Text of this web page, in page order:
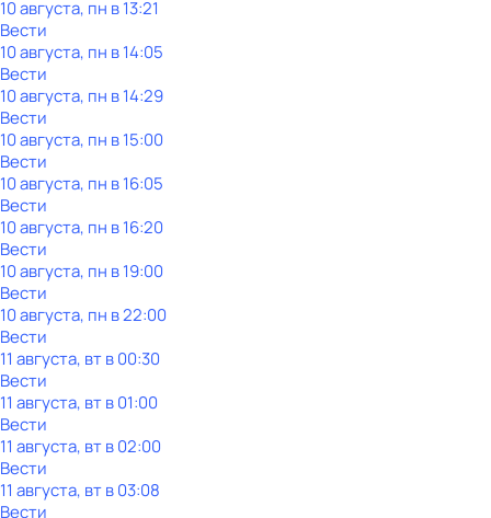
10 августа, пн в 13:21
Вести
10 августа, пн в 14:05
Вести
10 августа, пн в 14:29
Вести
10 августа, пн в 15:00
Вести
10 августа, пн в 16:05
Вести
10 августа, пн в 16:20
Вести
10 августа, пн в 19:00
Вести
10 августа, пн в 22:00
Вести
11 августа, вт в 00:30
Вести
11 августа, вт в 01:00
Вести
11 августа, вт в 02:00
Вести
11 августа, вт в 03:08
Вести